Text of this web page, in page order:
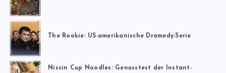
The Rookie: US-amerikanische Dramedy-Serie
Nissin Cup Noodles: Genusstest der Instant-